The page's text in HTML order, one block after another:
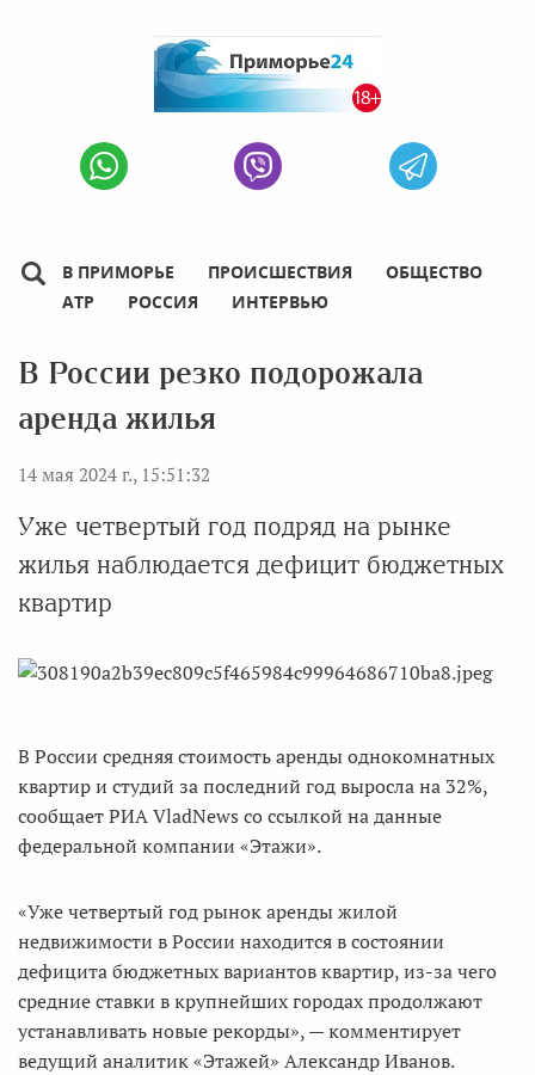
В ПРИМОРЬЕ ПРОИСШЕСТВИЯ
ОБЩЕСТВО
АТР
РОССИЯ ИНТЕРВЬЮ
В России резко подорожала
аренда жилья
14 мая 2024 г., 15:51:32
Уже четвертый год подряд на рынке
жилья наблюдается дефицит бюджетных
квартир
В России средняя стоимость аренды однокомнатных
квартир и студий за последний год выросла на 32%,
сообщает РИА VladNews со ссылкой на данные
федеральной компании «Этажи».
«Уже четвертый год рынок аренды жилой
недвижимости в России находится в состоянии
дефицита бюджетных вариантов квартир, из-за чего
средние ставки в крупнейших городах продолжают
устанавливать новые рекорды», — комментирует
ведущий аналитик «Этажей» Александр Иванов.